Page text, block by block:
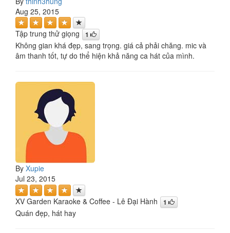
Aug 25, 2015
Tập trung thử giọng 1
Không gian khá đẹp, sang trọng. giá cả phải chăng. mic và
âm thanh tốt, tự do thể hiện khả năng ca hát của mình.
By Xupie
Jul 23, 2015
XV Garden Karaoke & Coffee - Lê Đại Hành 1
Quán đẹp, hát hay